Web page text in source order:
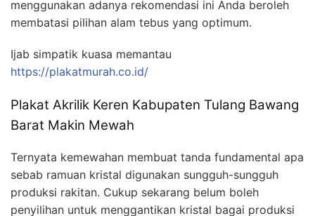
menggunakan adanya rekomendasi ini Anda beroleh
membatasi pilihan alam tebus yang optimum.
Ijab simpatik kuasa memantau
https://plakatmurah.co.id/
Plakat Akrilik Keren Kabupaten Tulang Bawang
Barat Makin Mewah
Ternyata kemewahan membuat tanda fundamental apa
sebab ramuan kristal digunakan sungguh-sungguh
produksi rakitan. Cukup sekarang belum boleh
penyilihan untuk menggantikan kristal bagai produksi